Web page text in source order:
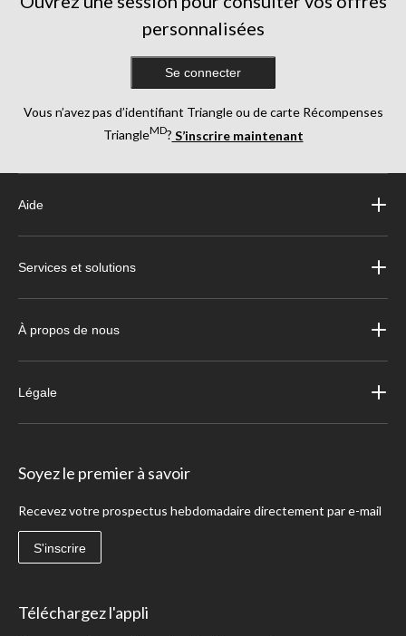
personnalisées
Se connecter
Vous n’avez pas d’identifiant Triangle ou de carte Récompenses
TriangleMD? S’inscrire maintenant
Aide
Services et solutions
À propos de nous
Légale
Soyez le premier à savoir
Recevez votre prospectus hebdomadaire directement par e-mail
S'inscrire
Téléchargez l'appli